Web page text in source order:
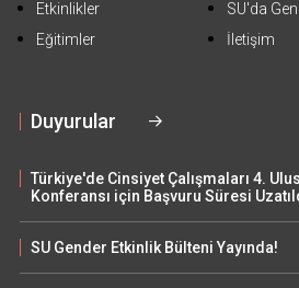
Etkinlikler
Eğitimler
SU'da
İletişim
Duyurular
Türkiye'de Cinsiyet Çalışmaları 4.
Konferansı için Başvuru Süresi
SU Gender Etkinlik Bülteni Yayında!